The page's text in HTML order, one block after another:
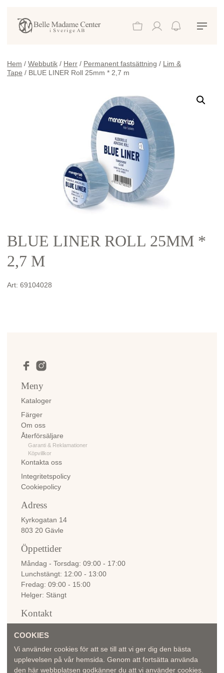
Hem / Webbutik / Herr / Permanent fastsättning / Lim &
Tape / BLUE LINER Roll 25mm * 2,7 m
BLUE LINER ROLL 25MM *
2,7 M
Art: 69104028
Meny
Kataloger
Färger
Om oss
Återförsäljare
Garanti & Reklamationer
Köpvillkor
Kontakta oss
Integritetspolicy
Cookiepolicy
Adress
Kyrkogatan 14
803 20 Gävle
Öppettider
Måndag - Torsdag 09:00 - 17:00
Lunchstängt 12:00 - 13:00
Fredag 09:00 - 15:00
Helger Stängt
Kontakt
COOKIES
Vi använder cookies för att se till att vi ger dig den bästa
upplevelsen på vår hemsida. Genom att fortsätta använda
den här webbplatsen godkänner du att vi använder cookies.